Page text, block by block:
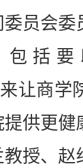
员会
括要
让商学
供更
授、